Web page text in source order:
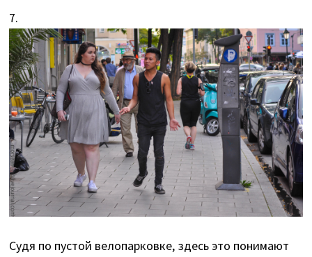
7.
Судя по пустой велопарковке, здесь это понимают